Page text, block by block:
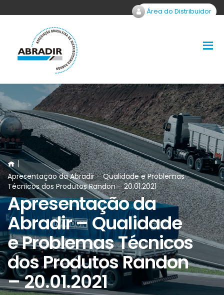
Área do Distribuidor
Apresentação da Abradir – Qualidade e Problemas
Técnicos dos Produtos Randon – 20.01.2021
Apresentação da
Abradir – Qualidade
e Problemas Técnicos
dos Produtos Randon
– 20.01.2021